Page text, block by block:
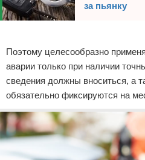
за пьянку
Поэтому целесообразно
аварии только при наличии
сведения должны вноситься, а
обязательно фиксируются на